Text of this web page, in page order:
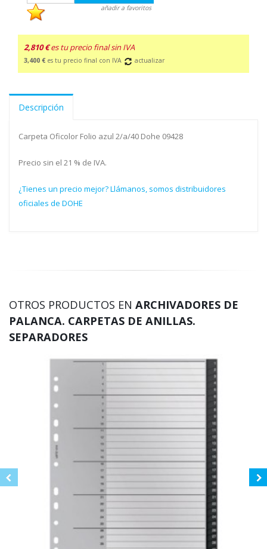
añadir a favoritos
2,810 € es tu precio final sin IVA
3,400 € es tu precio final con IVA actualizar
Descripción
Carpeta Oficolor Folio azul 2/a/40 Dohe 09428
Precio sin el 21 % de IVA.
¿Tienes un precio mejor? Llámanos, somos distribuidores
oficiales de DOHE
OTROS PRODUCTOS EN ARCHIVADORES DE
PALANCA. CARPETAS DE ANILLAS.
SEPARADORES